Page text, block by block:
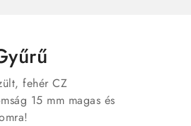
fehér CZ
15 mm magas és